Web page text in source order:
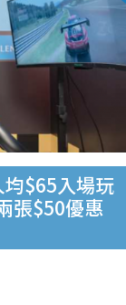
$65入場玩
張$50優惠